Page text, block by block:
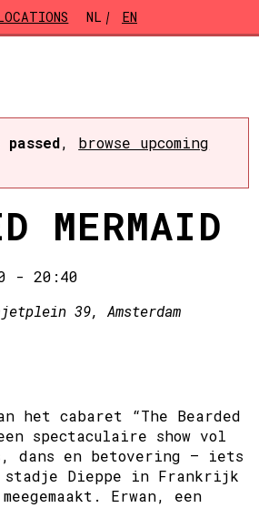
NL EN
, browse upcoming
MERMAID
-20:40
39, Amsterdam
het cabaret “The Bearded
spectaculaire show vol
dans en betovering – iets
Dieppe in Frankrijk
Erwan, een